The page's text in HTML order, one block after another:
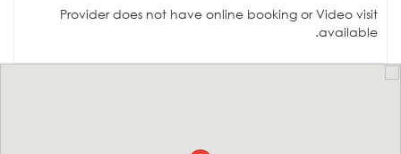
Provider does not have online booking or Video visit
available.